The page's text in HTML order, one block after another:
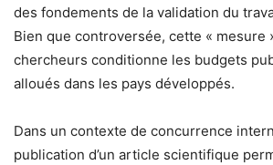
des fondements de la validation du
Bien que controversée, cette « mesure
chercheurs conditionne les budgets
alloués dans les pays développés.
Dans un contexte de concurrence
publication d’un article scientifique